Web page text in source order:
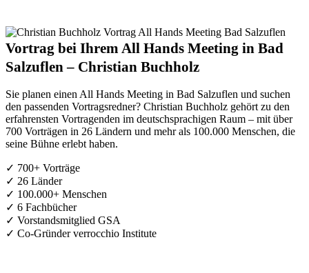
Vortrag bei Ihrem All Hands Meeting in Bad
Salzuflen – Christian Buchholz
Sie planen einen All Hands Meeting in Bad Salzuflen und suchen
den passenden Vortragsredner? Christian Buchholz gehört zu den
erfahrensten Vortragenden im deutschsprachigen Raum – mit über
700 Vorträgen in 26 Ländern und mehr als 100.000 Menschen, die
seine Bühne erlebt haben.
✓ 700+ Vorträge
✓ 26 Länder
✓ 100.000+ Menschen
✓ 6 Fachbücher
✓ Vorstandsmitglied GSA
✓ Co-Gründer verrocchio Institute